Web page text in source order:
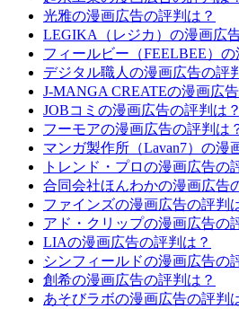
光雅の漫画広告の評判は？
LEGIKA（レジカ）の漫画広
フィールビー（FEELBEE）
デジタル職人の漫画広告の評
J-MANGA CREATEの漫画広
JOBコミの漫画広告の評判は？
フーモアの漫画広告の評判は
マンガ製作所（Lavan7）の漫
トレンド・プロの漫画広告の
合同会社ほんわかの漫画広告
ファインズの漫画広告の評判
アド・クリップの漫画広告の
LIAの漫画広告の評判は？
シンフィールドの漫画広告の
創希の漫画広告の評判は？
あそびラボの漫画広告の評判